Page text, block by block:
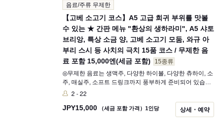
음료/주류 무제한
【고베 소고기 코스】A5 고급 희귀 부위를 맛볼
수 있는 ★ 간판 메뉴 "환상의 생하라미", A5 샤토
브리앙, 특상 소금 양, 고베 소고기 모둠, 와규 아
부리 스시 등 사치의 극치 15품 코스 / 무제한 음
료 포함 15,000엔(세금 포함)
15종류
◎무제한 음료는 생맥주, 다양한 하이볼, 다양한 츄하이, 소
주, 매실주, 소프트 드링크까지 풍부하게 준비되어 있습니
다☆ 하이볼의 위스키는 카쿠 하이볼입니다!!
2 - 22
JPY15,000 （세금 포함 가격）1인당 상세・예약